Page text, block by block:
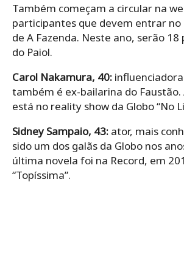
Também começam a circular na
participantes que devem entrar no
de A Fazenda. Neste ano, serão 18
do Paiol.
Carol Nakamura, 40:
também é ex-bailarina do
está no reality show da Globo “No
Sidney Sampaio, 43: ator, mais
sido um dos galãs da Globo nos
última novela foi na Record, em
“Topíssima”.